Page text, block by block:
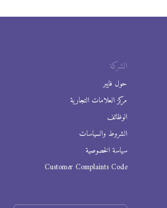
الشركة
حول فايبر
مركز العلامات التجارية
الوظائف
الشروط والسياسات
سياسة الخصوصية
Customer Complaints Code